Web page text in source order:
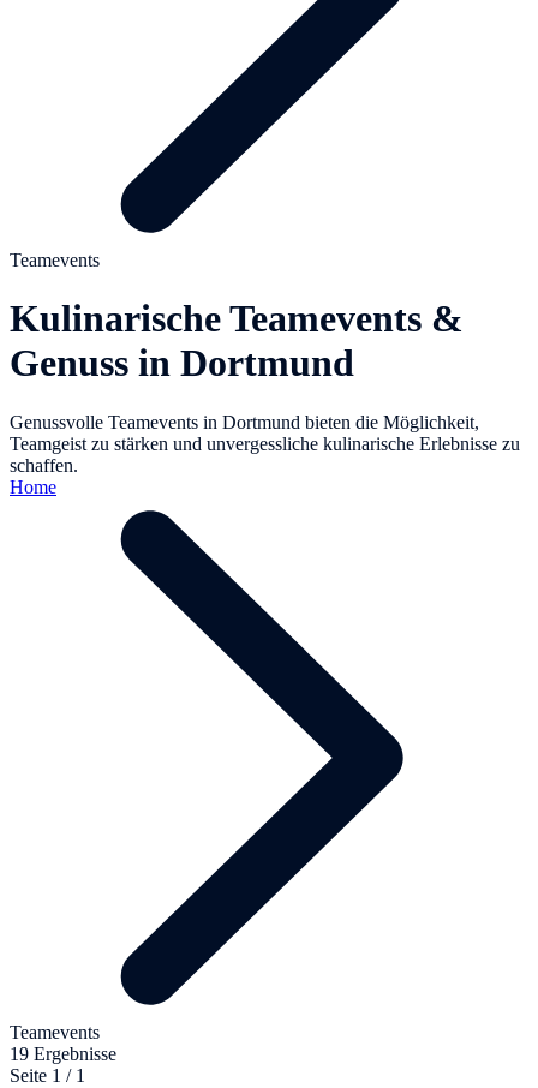
Teamevents
Kulinarische Teamevents &
Genuss in Dortmund
Genussvolle Teamevents in Dortmund bieten die Möglichkeit,
Teamgeist zu stärken und unvergessliche kulinarische Erlebnisse zu
schaffen.
Home
Teamevents
19 Ergebnisse
Seite 1 / 1